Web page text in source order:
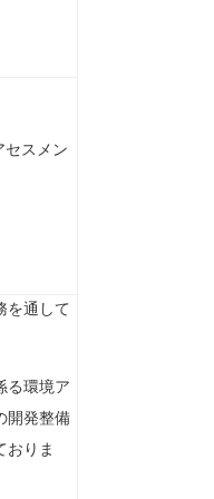
セスメン
を通して
る環境ア
開発整備
おりま